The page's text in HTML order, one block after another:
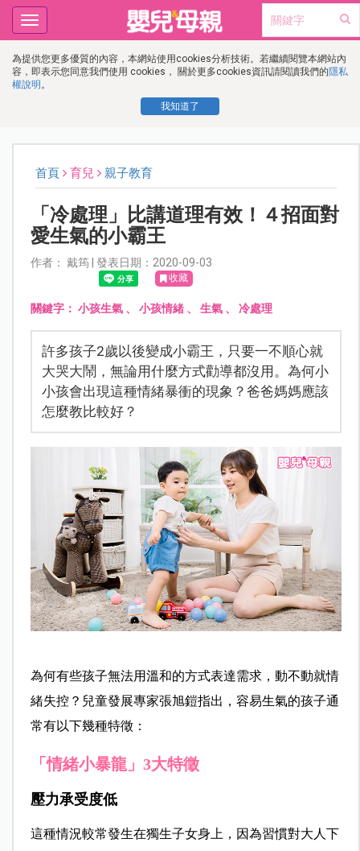
為提供您更多優質的內容，本網站使用cookies分析技術。若繼續閱覽本網站內
容，即表示您同意我們使用 cookies， 關於更多cookies資訊請閱讀我們的隱私
權說明 。
我知道了
Toggle
navigation
首頁 育兒 親子教育
「冷處理」比講道理有效！４招面對
愛生氣的小霸王
作者： 戴筠 | 發表日期：2020-09-03
收藏
關鍵字： 小孩生氣、 小孩情緒、 生氣、 冷處理
許多孩子2歲以後變成小霸王，只要一不順心就
大哭大鬧，無論用什麼方式勸導都沒用。為何小
小孩會出現這種情緒暴衝的現象？爸爸媽媽應該
怎麼教比較好？
為何有些孩子無法用溫和的方式表達需求，動不動就情
緒失控？兒童發展專家張旭鎧指出，容易生氣的孩子通
常有以下幾種特徵：
「情緒小暴龍」3大特徵
壓力承受度低
這種情況較常發生在獨生子女身上，因為習慣對大人下